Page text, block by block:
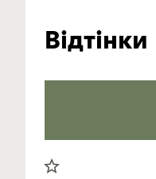
Відтінки
star_border